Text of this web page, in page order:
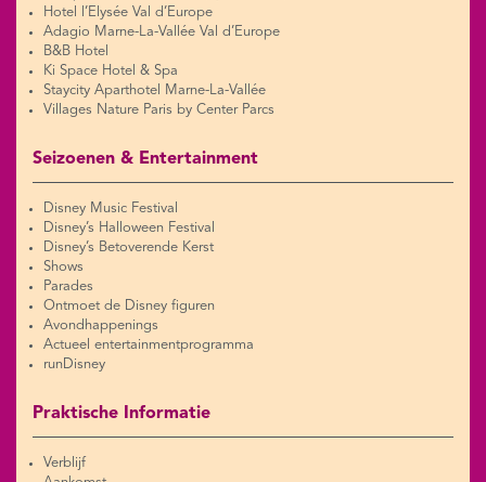
Hotel l’Elysée Val d’Europe
Adagio Marne-La-Vallée Val d’Europe
B&B Hotel
Ki Space Hotel & Spa
Staycity Aparthotel Marne-La-Vallée
Villages Nature Paris by Center Parcs
Seizoenen & Entertainment
Disney Music Festival
Disney’s Halloween Festival
Disney’s Betoverende Kerst
Shows
Parades
Ontmoet de Disney figuren
Avondhappenings
Actueel entertainmentprogramma
runDisney
Praktische Informatie
Verblijf